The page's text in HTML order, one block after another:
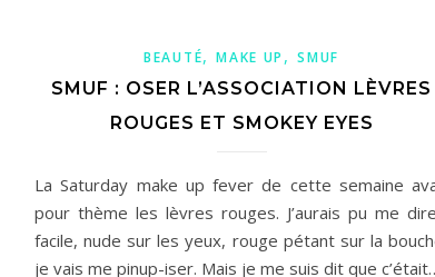
BEAUTÉ,MAKE UP ,SMUF
SMUF : OSER L’ASSOCIATION LÈVRES
ROUGES ET SMOKEY EYES
La Saturday make up fever de cette semaine
pour thème les lèvres rouges. J’aurais pu me
facile, nude sur les yeux, rouge pétant sur la
je vais me pinup-iser. Mais je me suis dit que